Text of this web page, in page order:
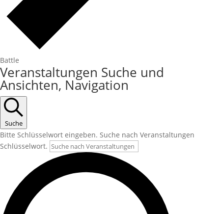
Battle
Veranstaltungen Suche und
Ansichten, Navigation
Suche
Bitte Schlüsselwort eingeben. Suche nach Veranstaltungen
Schlüsselwort.